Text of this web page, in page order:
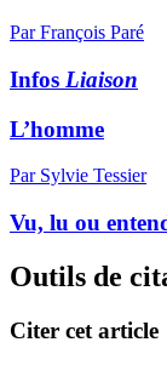
Par François Paré
Infos Liaison
L’homme
Par Sylvie Tessier
Vu, lu ou
Outils de
Citer cet article